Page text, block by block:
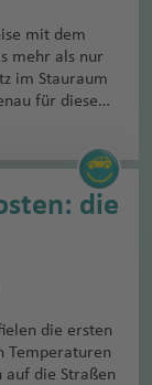
mit dem
mehr als nur
im Stauraum
für diese…
die
die ersten
Temperaturen
die Straßen